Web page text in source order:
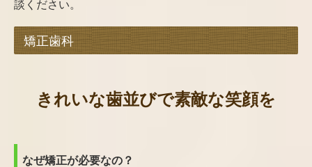
談ください。
矯正歯科
きれいな歯並びで素敵な笑顔を
なぜ矯正が必要なの？